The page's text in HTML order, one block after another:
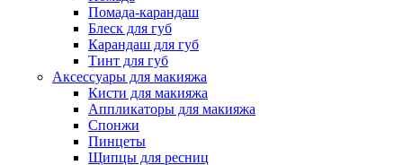
Помада-карандаш
Блеск для губ
Карандаш для губ
Тинт для губ
Аксессуары для макияжа
Кисти для макияжа
Аппликаторы для макияжа
Спонжи
Пинцеты
Щипцы для ресниц